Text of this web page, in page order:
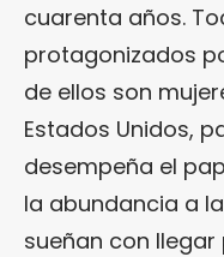
cuarenta años.
protagonizados
de ellos son
Estados Unidos,
desempeña el
la abundancia a
sueñan con llegar